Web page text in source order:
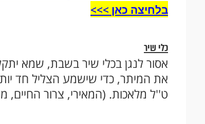
בלחיצה כאן >>>​
כלי שיר
אסור לנגן בכלי שיר בשבת, שמא
את המיתר, כדי שישמע הצליל חד
ט''ל מלאכות. (המאירי, צרור החיים,